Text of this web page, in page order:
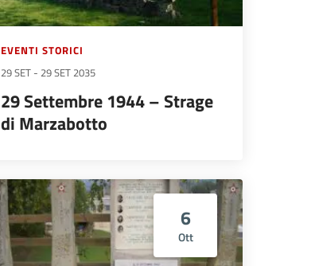
EVENTI STORICI
29 SET - 29 SET 2035
29 Settembre 1944 – Strage
di Marzabotto
6
Ott